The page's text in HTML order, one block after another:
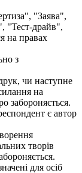
"Заява",
"Тест-драйв",
на правах
з
чи наступне
на
забороняється.
є автор
творів
для осіб